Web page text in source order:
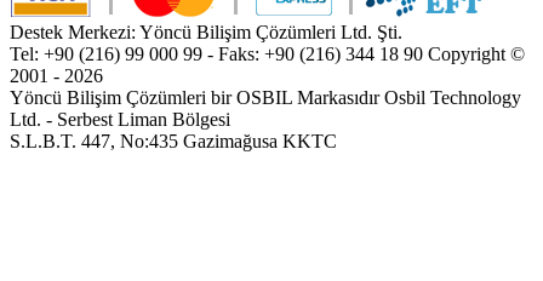
Destek Merkezi: Yöncü Bilişim Çözümleri Ltd. Şti.
Tel: +90 (216) 99 000 99 - Faks: +90 (216) 344 18 90 Copyright ©
2001 - 2026
Yöncü Bilişim Çözümleri bir OSBIL Markasıdır Osbil Technology
Ltd. - Serbest Liman Bölgesi
S.L.B.T. 447, No:435 Gazimağusa KKTC